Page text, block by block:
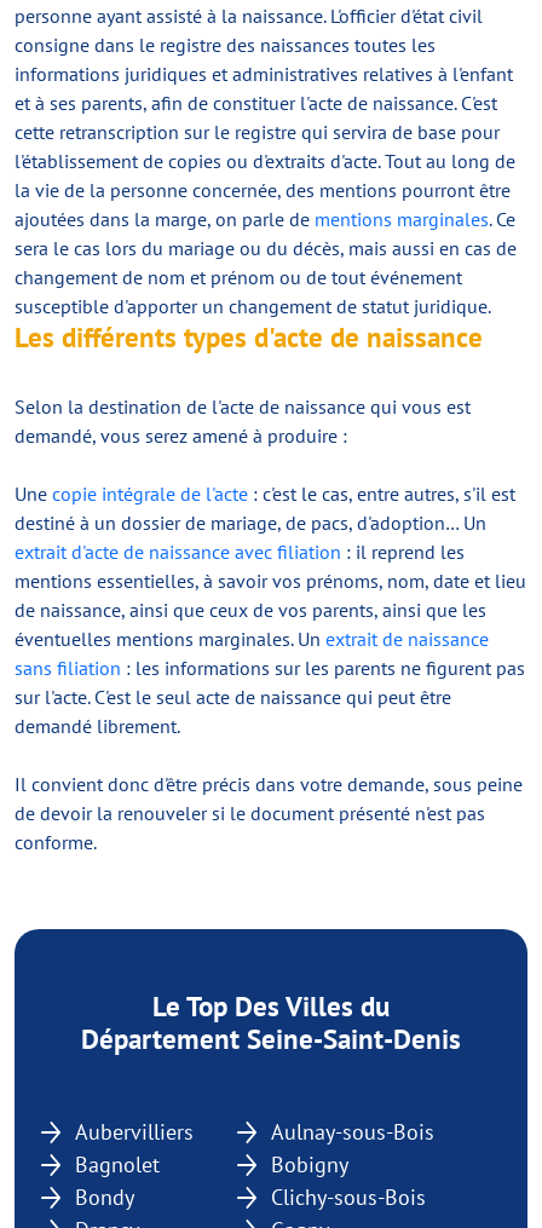
personne ayant assisté à la naissance. L'officier d'état civil
consigne dans le registre des naissances toutes les
informations juridiques et administratives relatives à l'enfant
et à ses parents, afin de constituer l'acte de naissance. C'est
cette retranscription sur le registre qui servira de base pour
l'établissement de copies ou d'extraits d'acte. Tout au long de
la vie de la personne concernée, des mentions pourront être
ajoutées dans la marge, on parle de mentions marginales. Ce
sera le cas lors du mariage ou du décès, mais aussi en cas de
changement de nom et prénom ou de tout événement
susceptible d'apporter un changement de statut juridique.
Les différents types d'acte de naissance
Selon la destination de l'acte de naissance qui vous est
demandé, vous serez amené à produire :
Une copie intégrale de l'acte : c'est le cas, entre autres, s'il est
destiné à un dossier de mariage, de pacs, d'adoption… Un
extrait d'acte de naissance avec filiation : il reprend les
mentions essentielles, à savoir vos prénoms, nom, date et lieu
de naissance, ainsi que ceux de vos parents, ainsi que les
éventuelles mentions marginales. Un extrait de naissance
sans filiation : les informations sur les parents ne figurent pas
sur l'acte. C'est le seul acte de naissance qui peut être
demandé librement.
Il convient donc d'être précis dans votre demande, sous peine
de devoir la renouveler si le document présenté n'est pas
conforme.
Le Top Des Villes du
Département Seine-Saint-Denis
Aubervilliers
Aulnay-sous-Bois
Bagnolet
Bobigny
Bondy
Clichy-sous-Bois